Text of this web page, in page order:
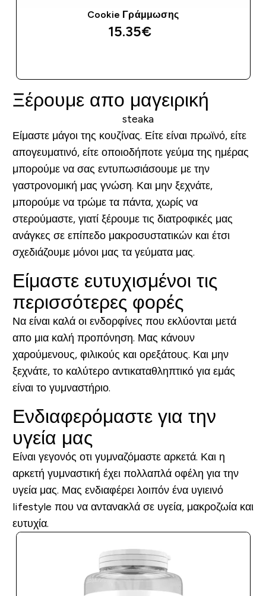
Cookie Γράμμωσης
15.35€‎
Ξέρουμε απο μαγειρική
Είμαστε μάγοι της κουζίνας. Είτε είναι πρωϊνό, είτε
απογευματινό, είτε οποιοδήποτε γεύμα της ημέρας
μπορούμε να σας εντυπωσιάσουμε με την
γαστρονομική μας γνώση. Και μην ξεχνάτε,
μπορούμε να τρώμε τα πάντα, χωρίς να
στερούμαστε, γιατί ξέρουμε τις διατροφικές μας
ανάγκες σε επίπεδο μακροσυστατικών και έτσι
σχεδιάζουμε μόνοι μας τα γεύματα μας.
Είμαστε ευτυχισμένοι τις
περισσότερες φορές
Να είναι καλά οι ενδορφίνες που εκλύονται μετά
απο μια καλή προπόνηση. Μας κάνουν
χαρούμενους, φιλικούς και ορεξάτους. Και μην
ξεχνάτε, το καλύτερο αντικαταθληπτικό για εμάς
είναι το γυμναστήριο.
Ενδιαφερόμαστε για την
υγεία μας
Είναι γεγονός οτι γυμναζόμαστε αρκετά. Και η
αρκετή γυμναστική έχει πολλαπλά οφέλη για την
υγεία μας. Μας ενδιαφέρει λοιπόν ένα υγιεινό
lifestyle που να αντανακλά σε υγεία, μακροζωία και
ευτυχία.